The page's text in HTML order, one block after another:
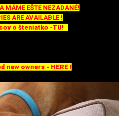
MÁME EŠTE NEZADANÉ!
ARE AVAILABLE !
o šteniatko -TU!
new owners - HERE !